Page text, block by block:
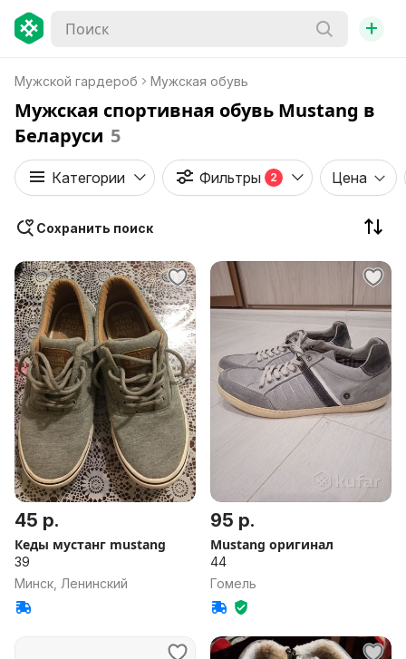
+
Мужской гардероб Мужская обувь
Мужская спортивная обувь Mustang в
Беларуси 5
Категории Фильтры 2 Цена
Сохранить поиск
45 р.
Кеды мустанг mustang
39
Минск, Ленинский
95 р.
Mustang оригинал
44
Гомель